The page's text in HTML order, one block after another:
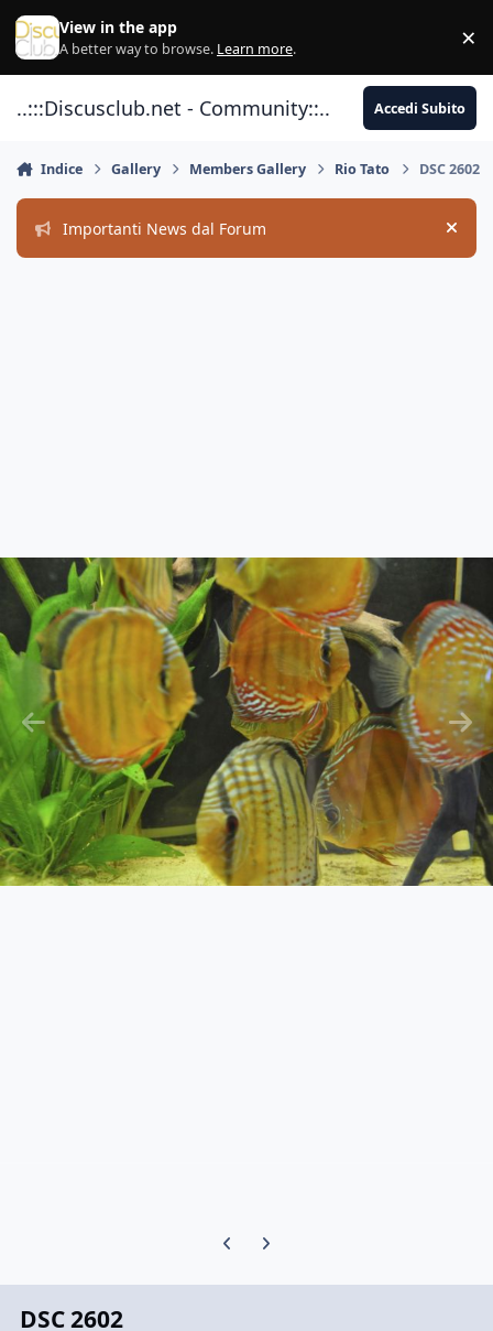
Vai al contenuto
View in the app
A better way to browse. Learn more. ×
..:::Discusclub.net - Community::.. Accedi Subito
Indice Gallery Members Gallery Rio Tato DSC 2602
Importanti News dal Forum Hide
Previous carousel slide
Next carousel slide
DSC 2602